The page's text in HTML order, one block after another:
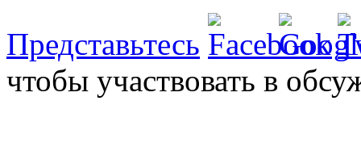
Представьтесь
чтобы участвовать в